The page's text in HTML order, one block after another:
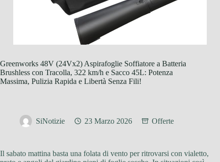
Greenworks 48V (24Vx2) Aspirafoglie Soffiatore a Batteria
Brushless con Tracolla, 322 km/h e Sacco 45L: Potenza
Massima, Pulizia Rapida e Libertà Senza Fili!
SiNotizie 23 Marzo 2026 Offerte
Il sabato mattina basta una folata di vento per ritrovarsi con vialetto,